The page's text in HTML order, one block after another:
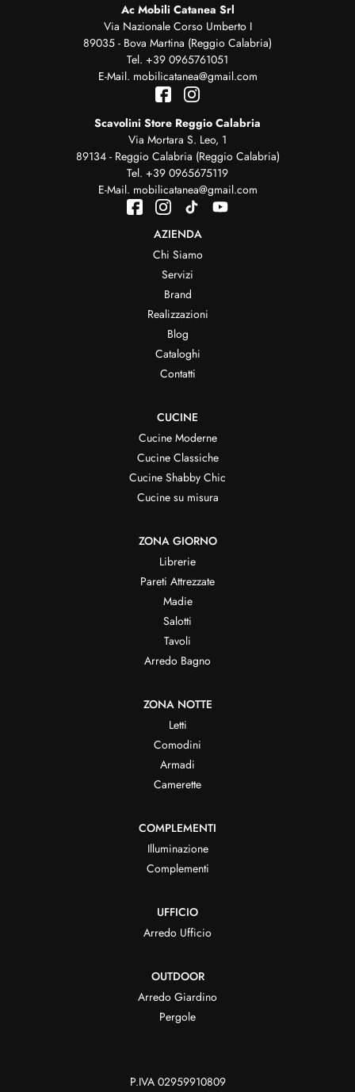
Ac Mobili Catanea Srl
Via Nazionale Corso Umberto I
89035 - Bova Martina (Reggio Calabria)
Tel. +39 0965761051
E-Mail. mobilicatanea@gmail.com
Scavolini Store Reggio Calabria
Via Mortara S. Leo, 1
89134 - Reggio Calabria (Reggio Calabria)
Tel. +39 0965675119
E-Mail. mobilicatanea@gmail.com
AZIENDA
Chi Siamo
Servizi
Brand
Realizzazioni
Blog
Cataloghi
Contatti
CUCINE
Cucine Moderne
Cucine Classiche
Cucine Shabby Chic
Cucine su misura
ZONA GIORNO
Librerie
Pareti Attrezzate
Madie
Salotti
Tavoli
Arredo Bagno
ZONA NOTTE
Letti
Comodini
Armadi
Camerette
COMPLEMENTI
Illuminazione
Complementi
UFFICIO
Arredo Ufficio
OUTDOOR
Arredo Giardino
Pergole
P.IVA 02959910809